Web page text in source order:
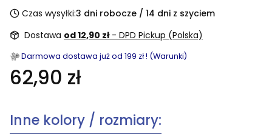
Czas wysyłki:3 dni robocze / 14 dni z szyciem
Dostawa od 12,90 zł - DPD Pickup (Polska)
Darmowa dostawa już od 199 zł ! (Warunki)
62,90 zł
Inne kolory / rozmiary: